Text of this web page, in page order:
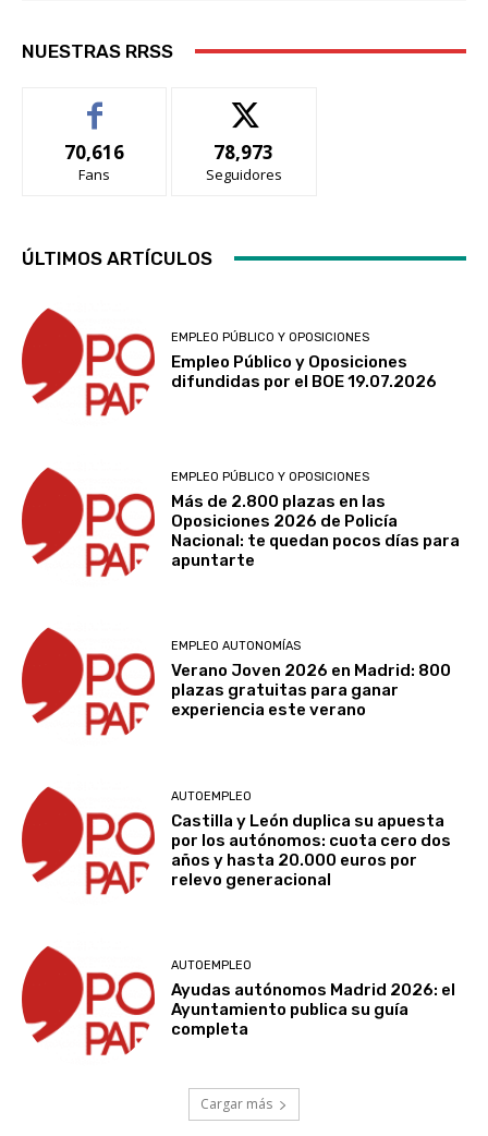
NUESTRAS RRSS
70,616
Fans
78,973
Seguidores
ÚLTIMOS ARTÍCULOS
EMPLEO PÚBLICO Y OPOSICIONES
Empleo Público y Oposiciones
difundidas por el BOE 19.07.2026
EMPLEO PÚBLICO Y OPOSICIONES
Más de 2.800 plazas en las
Oposiciones 2026 de Policía
Nacional: te quedan pocos días para
apuntarte
EMPLEO AUTONOMÍAS
Verano Joven 2026 en Madrid: 800
plazas gratuitas para ganar
experiencia este verano
AUTOEMPLEO
Castilla y León duplica su apuesta
por los autónomos: cuota cero dos
años y hasta 20.000 euros por
relevo generacional
AUTOEMPLEO
Ayudas autónomos Madrid 2026: el
Ayuntamiento publica su guía
completa
Cargar más